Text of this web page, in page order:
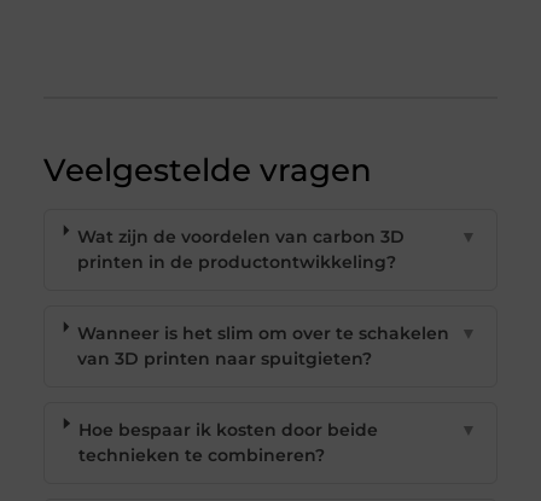
Veelgestelde vragen
Wat zijn de voordelen van carbon 3D
printen in de productontwikkeling?
▼
Wanneer is het slim om over te schakelen
van 3D printen naar spuitgieten?
▼
Hoe bespaar ik kosten door beide
technieken te combineren?
▼